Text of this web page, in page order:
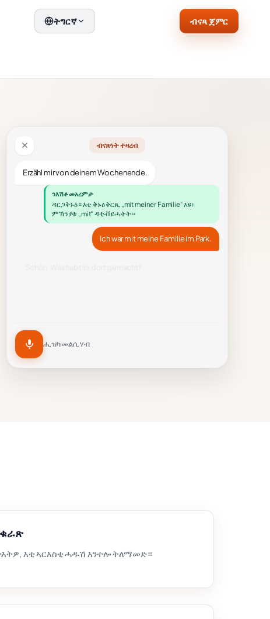
ትግርኛ ብናጻ ጀምር
ብናጽነት ተዛረብ
Erzähl mir von deinem Wochenende.
ንእሽቶ መአረምታ
ዳርጋ ቅኑዕ። እቲ ቅኑዕ ቅርጺ „mit meiner Familie“ እዩ፣
ምኽንያቱ „mit“ ዳቲቭ ይሓትት።
Ich war mit meine Familie im Park.
ሒዝካ መልሲ ሃብ
እቲ ኣርእስቲ ሓዱሽ እንተሎ ትለማመድ።